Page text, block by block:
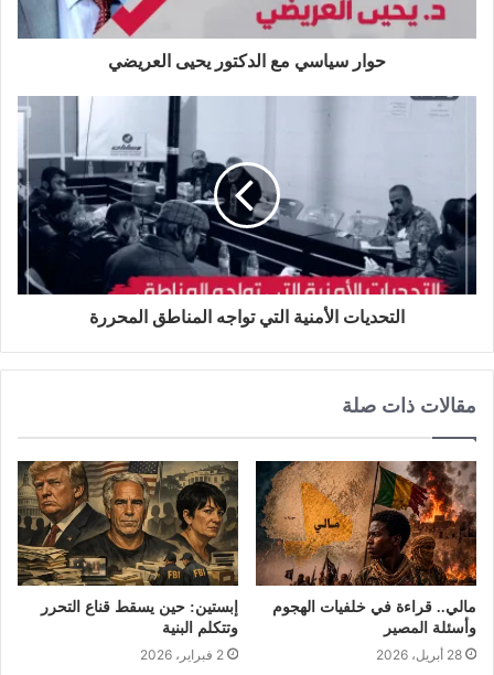
حوار سياسي مع الدكتور يحيى العريضي
التحديات الأمنية التي تواجه المناطق المحررة
مقالات ذات صلة
مالي.. قراءة في خلفيات الهجوم
وأسئلة المصير
28 أبريل، 2026
إبستين: حين يسقط قناع التحرر
وتتكلم البنية
2 فبراير، 2026